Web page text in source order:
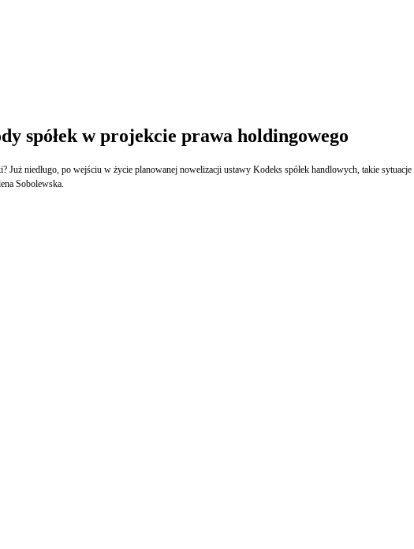
spółek w projekcie prawa holdingowego
Już niedługo, po wejściu w życie planowanej nowelizacji ustawy Kodeks spółek handlowych, takie
Sobolewska.